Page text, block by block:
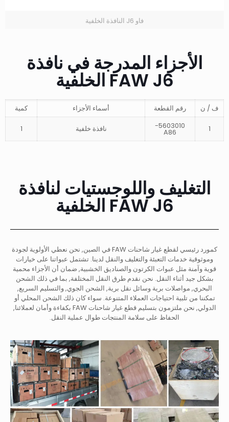
فاو J6 النافذة الخلفية
الأجزاء المدرجة في نافذة
FAW J6 الخلفية
ف / ن رقم القطعة أسماء الأجزاء كمية
1
5603010-
A86 نافذة خلفية 1
التغليف واللوجستيات لنافذة
FAW J6 الخلفية
كمورد رئيسي لقطع غيار شاحنات FAW في الصين, نحن نعطي الأولوية لجودة
وموثوقية خدمات التعبئة والتغليف والنقل لدينا. تشتمل عبواتنا على خيارات
قوية وآمنة مثل عبوات الكرتون والصناديق الخشبية, ضمان أن الأجزاء محمية
بشكل جيد أثناء النقل. نحن نقدم طرق النقل المختلفة, بما في ذلك الشحن
البحري, مواصلات برية وسائل نقل برية, الشحن الجوي, والتسليم السريع,
تمكننا من تلبية احتياجات العملاء المتنوعة. سواء كان ذلك الشحن المحلي أو
الدولي, نحن ملتزمون بتسليم قطع غيار شاحنات FAW بكفاءة وأمان لعملائنا,
الحفاظ على سلامة المنتجات طوال عملية النقل.